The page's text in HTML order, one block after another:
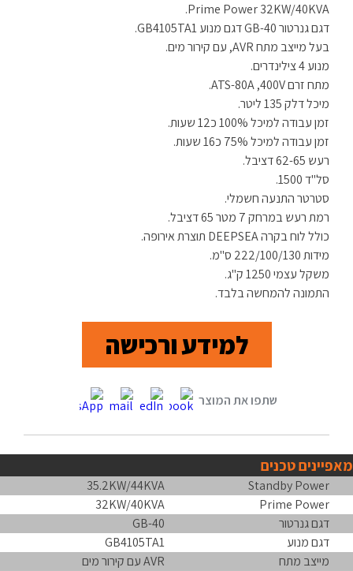
Prime Power 32KW/40KVA.
דגם גנרטור GB-40 דגם מנוע GB4105TA1.
בעל מייצב מתח AVR, עם קירור מים.
מנוע 4 צילינדרים.
מתח זרם ATS-80A ,400V.
מיכל דלק 135 ליטר.
זמן עבודה למיכל 100% כ12 שעות.
זמן עבודה למיכל 75% כ16 שעות.
רעש 62-65 דציבל.
סל"ד 1500.
סטרטר התנעה חשמלי.
רמת רעש במרחק 7 מטר 65 דציבל.
כולל לוח בקרה DEEPSEA תוצרת אירופה.
מידות 222/100/130 ס"מ.
משקל עצמי 1250 ק"ג.
התמונה להמחשה בלבד.
למידע ורכישה
מאפיינים טכנים
Standby Power
35.2KW/44KVA
Prime Power
32KW/40KVA
דגם גנרטור
GB-40
דגם מנוע
GB4105TA1
מייצב מתח
AVR עם קירור מים